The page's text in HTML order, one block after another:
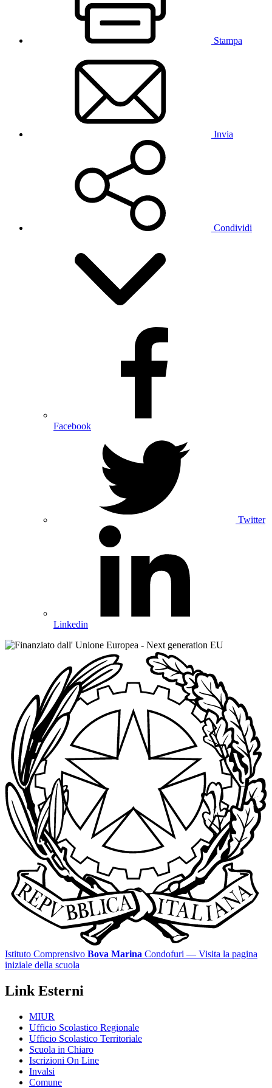
Stampa
Invia
Condividi
Facebook
Twitter
Linkedin
Istituto Comprensivo Bova Marina Condofuri — Visita la pagina
iniziale della scuola
Link Esterni
MIUR
Ufficio Scolastico Regionale
Ufficio Scolastico Territoriale
Scuola in Chiaro
Iscrizioni On Line
Invalsi
Comune